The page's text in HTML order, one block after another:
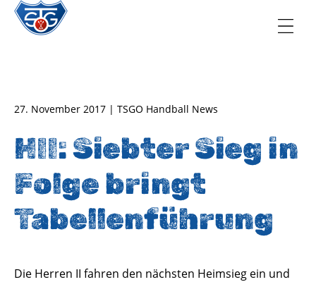
27. November 2017 | TSGO Handball News
HII: Siebter Sieg in
Folge bringt
Tabellenführung
Die Herren II fahren den nächsten Heimsieg ein und